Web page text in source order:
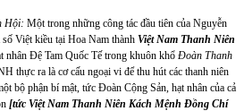
Hội: Một trong những công tác đầu tiên của Nguyễn
Việt kiều tại Hoa Nam thành Việt Nam Thanh Niên
nhân Đệ Tam Quốc Tế trong khuôn khổ Đoàn Thanh
thực ra là cơ cấu ngoại vi để thu hút các thanh niên
bộ phận bí mật, tức Đoàn Cộng Sản, hạt nhân của cả
[tức Việt Nam Thanh Niên Kách Mệnh Đồng Chí